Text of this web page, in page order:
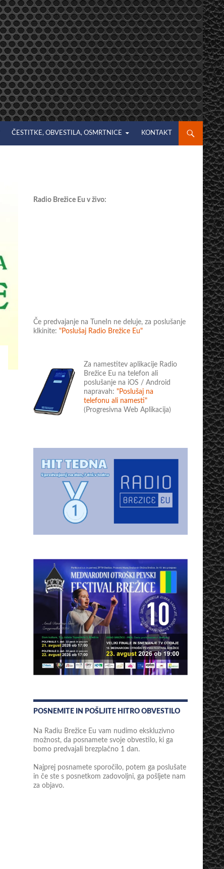
ČESTITKE, OBVESTILA, OSMRTNICE KONTAKT
Radio Brežice Eu v živo:
Če predvajanje na TuneIn ne deluje, za poslušanje
klkinite: "Poslušaj Radio Brežice Eu"
Za namestitev aplikacije Radio
Brežice Eu na telefon ali
poslušanje na iOS / Android
napravah: "Poslušaj na
telefonu ali namesti"
(Progresivna Web Aplikacija)
POSNEMITE IN POŠLJITE HITRO OBVESTILO
Na Radiu Brežice Eu vam nudimo ekskluzivno
možnost, da posnamete svoje obvestilo, ki ga
bomo predvajali brezplačno 1 dan.
Najprej posnamete sporočilo, potem ga poslušate
in če ste s posnetkom zadovoljni, ga pošljete nam
za objavo.